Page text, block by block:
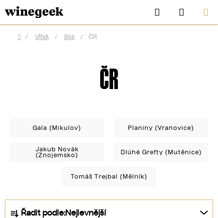
Přejít
na
obsah
Hledat
KOŠÍK
Domů
/ VÍNA / Bílá / ČR
ČR
Gala (Mikulov) Planiny (Vranovice)
Jakub Novák
(Znojemsko)
Dlúhé Grefty (Mutěnice)
Tomáš Trejbal (Mělník)
Řadit podle:Nejlevnější